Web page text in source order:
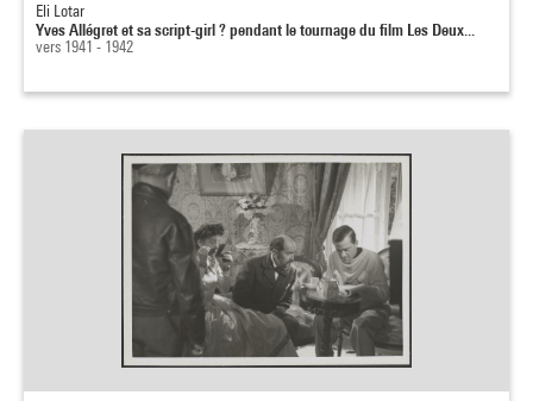
Eli Lotar
Yves Allégret et sa script-girl ? pendant le tournage du film Les Deux...
vers 1941 - 1942